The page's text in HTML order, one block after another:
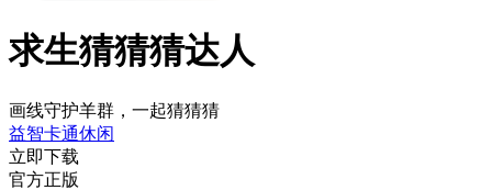
求生猜猜猜达人
画线守护羊群，一起猜猜猜
益智卡通休闲
立即下载
官方正版